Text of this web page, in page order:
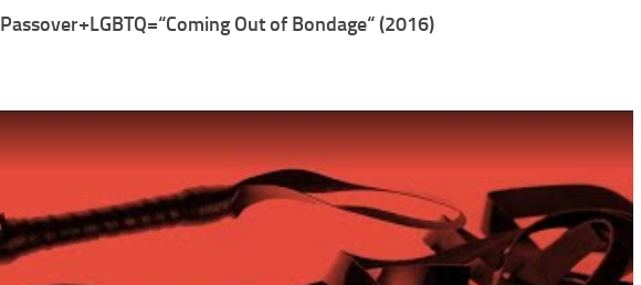
Passover+LGBTQ=“Coming Out of Bondage“ (2016)